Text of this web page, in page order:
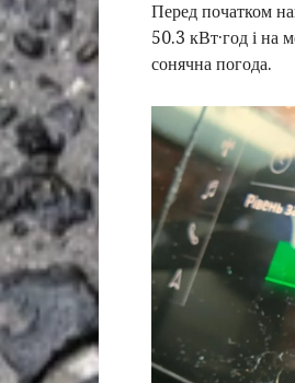
Перед початком
50.3 кВт·год і на
сонячна погода.